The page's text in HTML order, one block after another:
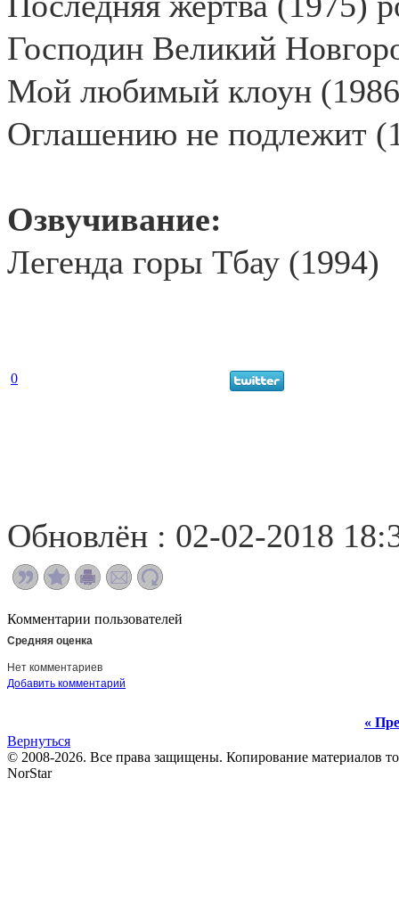
Господин Великий
Мой любимый клоун
Оглашению не подлежит
Озвучивание:
Легенда горы Тбау (1994)
0
Обновлён : 02-02-2018
Комментарии пользователей
Средняя оценка
Нет комментариев
Добавить комментарий
«
Вернуться
© 2008-2026. Все права защищены. Копирование материалов
NorStar